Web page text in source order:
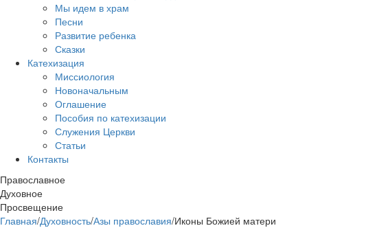
Мы идем в храм
Песни
Развитие ребенка
Сказки
Катехизация
Миссиология
Новоначальным
Оглашение
Пособия по катехизации
Служения Церкви
Статьи
Контакты
Православное
Духовное
Просвещение
Главная/Духовность/Азы православия/Иконы Божией матери